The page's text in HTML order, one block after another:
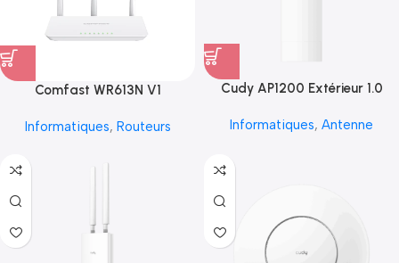
Comfast WR613N V1
Informatiques, Routeurs
Cudy AP1200 Extérieur 1.0
Informatiques, Antenne